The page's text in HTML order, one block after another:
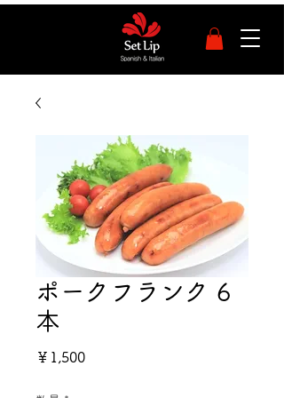
ポークフランク 6
本
￥1,500価